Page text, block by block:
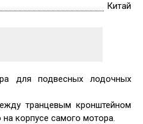
Китай
для подвесных лодочных
транцевым кронштейном
корпусе самого мотора.